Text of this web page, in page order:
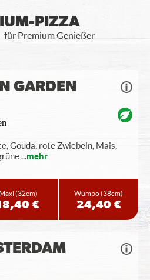
PIZZA
für Premium Genießer
GARDEN
Gouda, rote Zwiebeln, Mais,
...mehr
Maxi(32cm)
€
Wumbo(38cm)
24,40 €